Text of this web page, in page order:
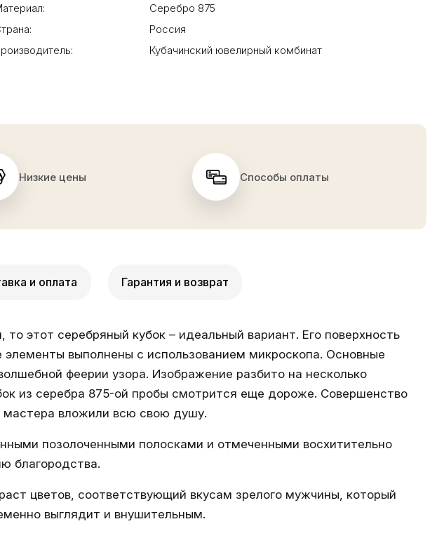
Серебро 875
Россия
Кубачинский ювелирный комбинат
Низкие цены Способы оплаты
и оплата Гарантия и возврат
этот серебряный кубок – идеальный вариант. Его поверхность
элементы выполнены с использованием микроскопа. Основные
феерии узора. Изображение разбито на несколько
из серебра 875-ой пробы смотрится еще дороже. Совершенство
мастера вложили всю свою душу.
позолоченными полосками и отмеченными восхитительно
благородства.
цветов, соответствующий вкусам зрелого мужчины, который
выглядит и внушительным.